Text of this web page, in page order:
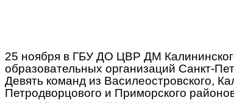
25 ноября в ГБУ ДО ЦВР ДМ
образовательных организаций Санкт-
Девять команд из Василеостровского,
Петродворцового и Приморского